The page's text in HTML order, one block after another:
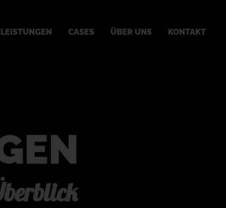
LEISTUNGEN CASES ÜBER UNS KONTAKT